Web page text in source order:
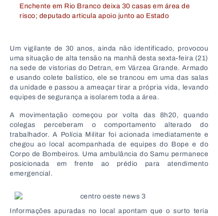
Enchente em Rio Branco deixa 30 casas em área de
risco; deputado articula apoio junto ao Estado
Um vigilante de 30 anos, ainda não identificado, provocou
uma situação de alta tensão na manhã desta sexta-feira (21)
na sede de vistorias do Detran, em Várzea Grande. Armado
e usando colete balístico, ele se trancou em uma das salas
da unidade e passou a ameaçar tirar a própria vida, levando
equipes de segurança a isolarem toda a área.
A movimentação começou por volta das 8h20, quando
colegas perceberam o comportamento alterado do
trabalhador. A Polícia Militar foi acionada imediatamente e
chegou ao local acompanhada de equipes do Bope e do
Corpo de Bombeiros. Uma ambulância do Samu permanece
posicionada em frente ao prédio para atendimento
emergencial.
Informações apuradas no local apontam que o surto teria